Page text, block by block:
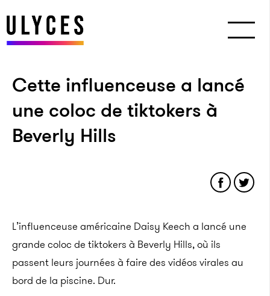
Cette influenceuse a lancé
une coloc de tiktokers à
Beverly Hills
L’influenceuse américaine Daisy Keech a lancé une
grande coloc de tiktokers à Beverly Hills, où ils
passent leurs journées à faire des vidéos virales au
bord de la piscine. Dur.